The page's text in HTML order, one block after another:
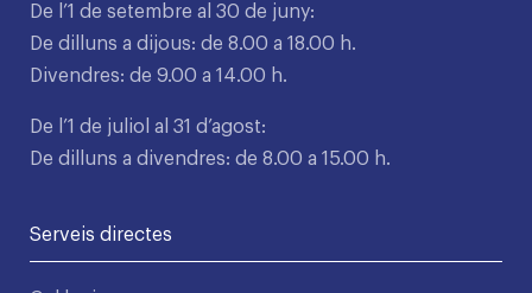
De l’1 de setembre al 30 de juny:
De dilluns a dijous: de 8.00 a 18.00 h.
Divendres: de 9.00 a 14.00 h.
De l’1 de juliol al 31 d’agost:
De dilluns a divendres: de 8.00 a 15.00 h.
Serveis directes